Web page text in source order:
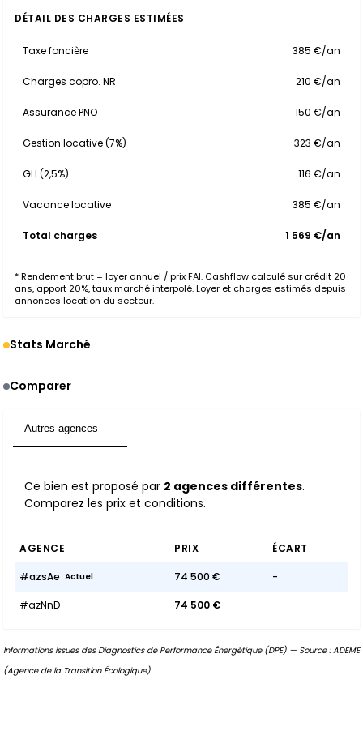
DÉTAIL DES CHARGES ESTIMÉES
Taxe foncière 385 €/an
Charges copro. NR 210 €/an
Assurance PNO 150 €/an
Gestion locative (7%) 323 €/an
GLI (2,5%) 116 €/an
Vacance locative 385 €/an
Total charges 1 569 €/an
* Rendement brut = loyer annuel / prix FAI. Cashflow calculé sur crédit 20
ans, apport 20%, taux marché interpolé. Loyer et charges estimés depuis
annonces location du secteur.
Stats Marché
Comparer
Autres agences
Ce bien est proposé par 2 agences différentes.
Comparez les prix et conditions.
AGENCE PRIX ÉCART
#azsAe Actuel 74 500 € -
#azNnD 74 500 € -
Informations issues des Diagnostics de Performance Énergétique (DPE) — Source : ADEME
(Agence de la Transition Écologique).